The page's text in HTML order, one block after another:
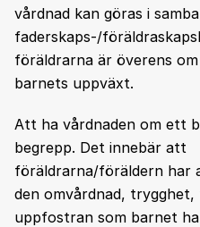
vårdnad kan göras i
faderskaps-/
föräldrarna är överens
barnets uppväxt.
Att ha vårdnaden om ett
begrepp. Det innebär att
föräldrarna/föräldern
den omvårdnad,
uppfostran som barnet